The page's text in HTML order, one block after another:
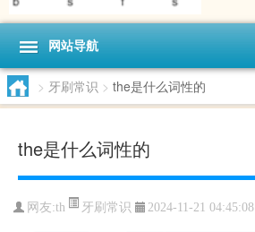
网站导航
> 牙刷常识 > the是什么词性的
the是什么词性的
网友:th 牙刷常识 2024-11-21 04:45:08